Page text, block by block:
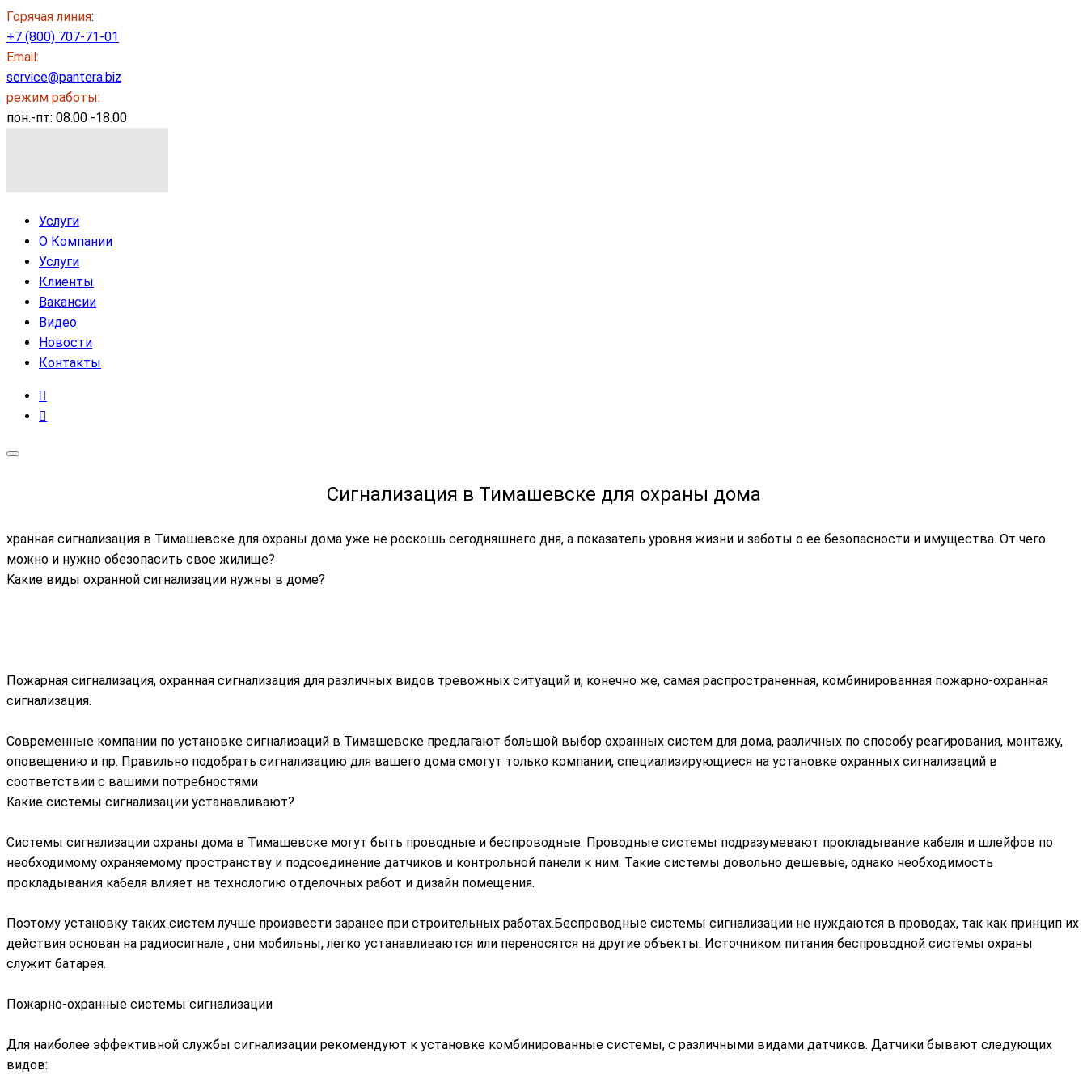
Горячая линия:
+7 (800) 707-71-01
Email:
service@pantera.biz
режим работы:
пон.-пт: 08.00 -18.00
Услуги
О Компании
Услуги
Клиенты
Вакансии
Видео
Новости
Контакты
Сигнализация в Тимашевске для охраны дома
хранная сигнализация в Тимашевске для охраны дома уже не роскошь сегодняшнего дня, а показатель уровня жизни и заботы о ее безопасности и имущества. От чего
можно и нужно обезопасить свое жилище?
Kакие виды охранной сигнализации нужны в доме?
Пожарная сигнализация, охранная сигнализация для различных видов тревожных ситуаций и, конечно же, самая распространенная, комбинированная пожарно-охранная
сигнализация.
Современные компании по установке сигнализаций в Тимашевске предлагают большой выбор охранных систем для дома, различных по способу реагирования, монтажу,
оповещению и пр. Правильно подобрать сигнализацию для вашего дома смогут только компании, специализирующиеся на установке охранных сигнализаций в
соответствии с вашими потребностями
Kакие системы сигнализации устанавливают?
Системы сигнализации охраны дома в Тимашевске могут быть проводные и беспроводные. Проводные системы подразумевают прокладывание кабеля и шлейфов по
необходимому охраняемому пространству и подсоединение датчиков и контрольной панели к ним. Такие системы довольно дешевые, однако необходимость
прокладывания кабеля влияет на технологию отделочных работ и дизайн помещения.
Поэтому установку таких систем лучше произвести заранее при строительных работах.Беспроводные системы сигнализации не нуждаются в проводах, так как принцип их
действия основан на радиосигнале , они мобильны, легко устанавливаются или переносятся на другие объекты. Источником питания беспроводной системы охраны
служит батарея.
Пожарно-охранные системы сигнализации
Для наиболее эффективной службы сигнализации рекомендуют к установке комбинированные системы, с различными видами датчиков. Датчики бывают следующих
видов: